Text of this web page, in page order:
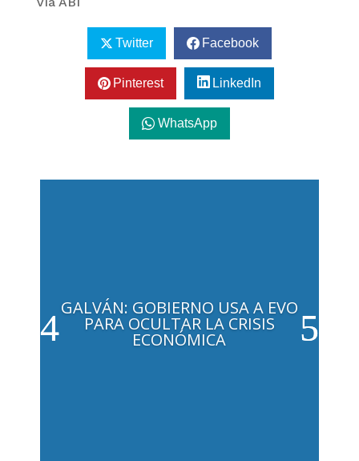
Twitter Facebook
Pinterest LinkedIn
WhatsApp
GALVÁN: GOBIERNO USA A EVO
PARA OCULTAR LA CRISIS
ECONÓMICA